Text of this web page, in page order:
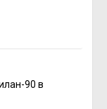
90 в